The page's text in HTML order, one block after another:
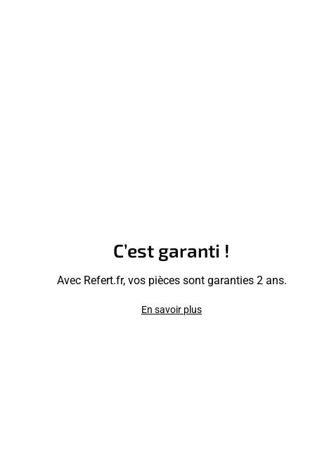
C’est garanti !
Avec Refert.fr, vos pièces sont garanties 2 ans.
En savoir plus